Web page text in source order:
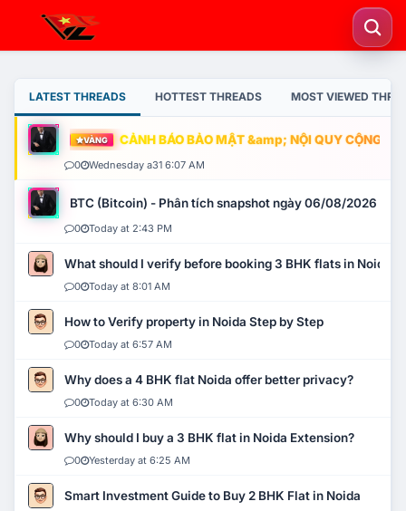
LATEST THREADS HOTTEST THREADS MOST VIEWED
VÀNG CẢNH BÁO BẢO MẬT &amp; NỘI QUY CỘNG
0 Wednesday a31 6:07 AM
BTC (Bitcoin) - Phân tích snapshot ngày 06/08/2026
0 Today at 2:43 PM
What should I verify before booking 3 BHK flats in Noida?
0 Today at 8:01 AM
How to Verify property in Noida Step by Step
0 Today at 6:57 AM
Why does a 4 BHK flat Noida offer better privacy?
0 Today at 6:30 AM
Why should I buy a 3 BHK flat in Noida Extension?
0 Yesterday at 6:25 AM
Smart Investment Guide to Buy 2 BHK Flat in Noida